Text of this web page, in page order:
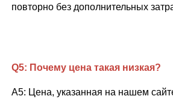
повторно без дополнительных
Q5: Почему цена такая низкая?
A5: Цена, указанная на нашем